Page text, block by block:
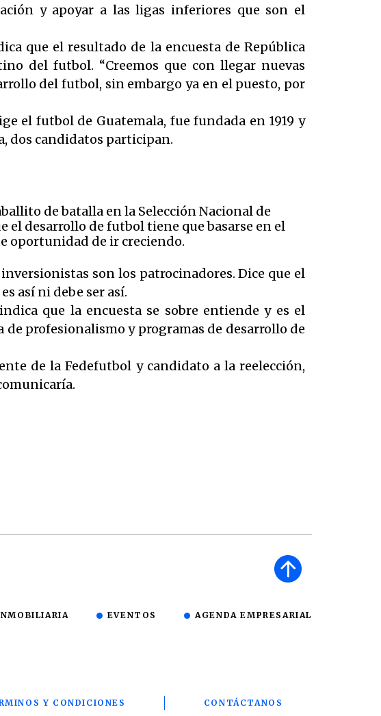
y apoyar a las ligas inferiores que son el
que el resultado de la encuesta de República
del futbol. “Creemos que con llegar nuevas
del futbol, sin embargo ya en el puesto, por
el futbol de Guatemala, fue fundada en 1919 y
dos candidatos participan.
de batalla en la Selección Nacional de
desarrollo de futbol tiene que basarse en el
oportunidad de ir creciendo.
son los patrocinadores. Dice que el
así ni debe ser así.
que la encuesta se sobre entiende y es el
profesionalismo y programas de desarrollo de
de la Fedefutbol y candidato a la reelección,
EVENTOS AGENDA EMPRESARIAL
Y CONDICIONES CONTÁCTANOS